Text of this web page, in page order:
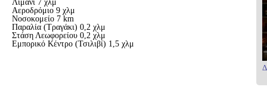
Λιμάνι 7 χλμ
Αεροδρόμιο 9 χλμ
Νοσοκομείο 7 km
Παραλία (Τραγάκι) 0,2 χλμ
Στάση Λεωφορείου 0,2 χλμ
Εμπορικό Κέντρο (Τσιλιβί) 1,5 χλμ